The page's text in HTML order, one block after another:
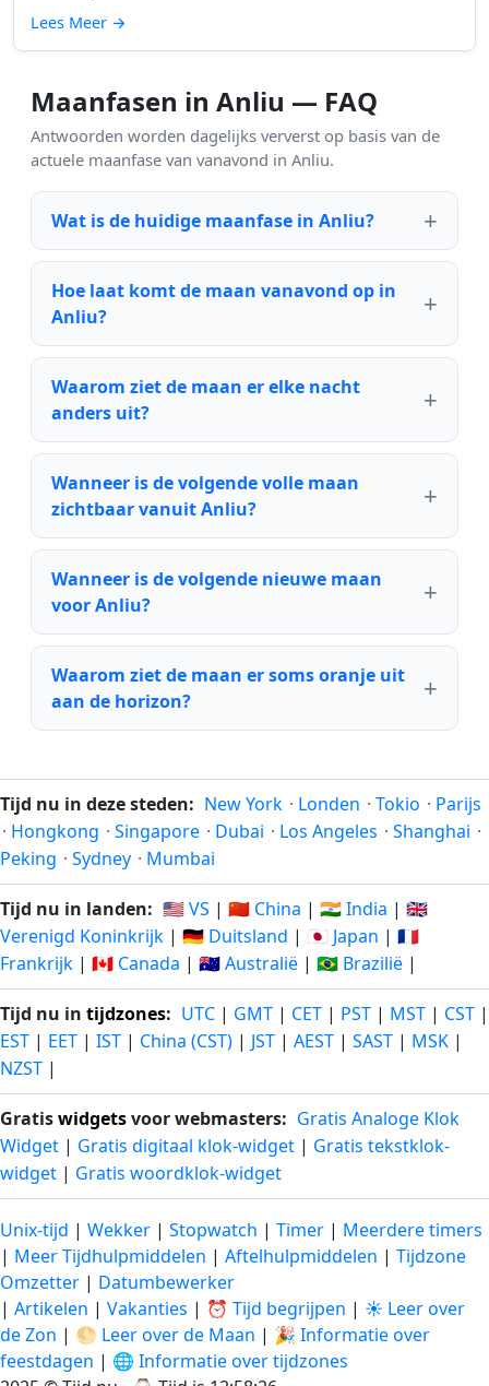
Lees Meer →
Maanfasen in Anliu — FAQ
Antwoorden worden dagelijks ververst op basis van de
actuele maanfase van vanavond in Anliu.
Wat is de huidige maanfase in Anliu?
Hoe laat komt de maan vanavond op in
Anliu?
Waarom ziet de maan er elke nacht
anders uit?
Wanneer is de volgende volle maan
zichtbaar vanuit Anliu?
Wanneer is de volgende nieuwe maan
voor Anliu?
Waarom ziet de maan er soms oranje uit
aan de horizon?
Tijd nu in deze steden: New York · Londen · Tokio · Parijs
· Hongkong · Singapore · Dubai · Los Angeles · Shanghai ·
Peking · Sydney · Mumbai
Tijd nu in landen: 🇺🇸 VS | 🇨🇳 China | 🇮🇳 India | 🇬🇧
Verenigd Koninkrijk | 🇩🇪 Duitsland | 🇯🇵 Japan | 🇫🇷
Frankrijk | 🇨🇦 Canada | 🇦🇺 Australië | 🇧🇷 Brazilië |
Tijd nu in tijdzones: UTC | GMT | CET | PST | MST | CST |
EST | EET | IST | China (CST) | JST | AEST | SAST | MSK |
NZST |
Gratiswidgetsvoor webmasters: Gratis Analoge Klok
Widget | Gratis digitaal klok-widget | Gratis tekstklok-
widget | Gratis woordklok-widget
Unix-tijd | Wekker | Stopwatch | Timer | Meerdere timers
| Meer Tijdhulpmiddelen | Aftelhulpmiddelen | Tijdzone
Omzetter | Datumbewerker
| Artikelen | Vakanties | ⏰ Tijd begrijpen | ☀️ Leer over
de Zon | 🌕 Leer over de Maan | 🎉 Informatie over
feestdagen | 🌐 Informatie over tijdzones